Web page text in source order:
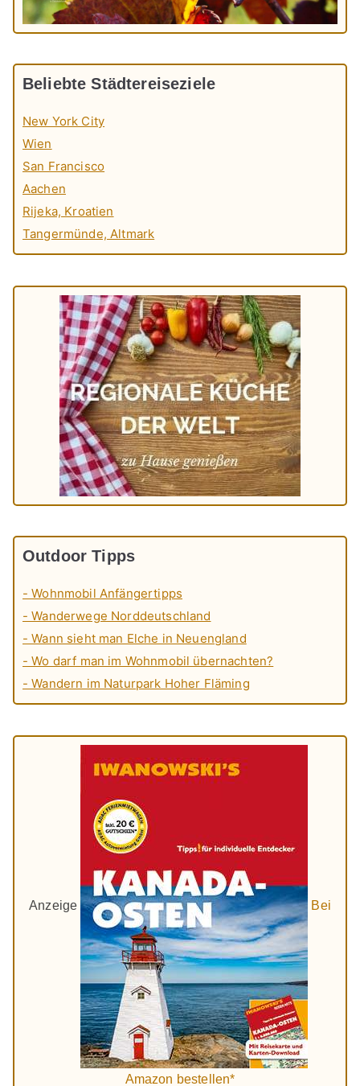
Beliebte Städtereiseziele
New York City
Wien
San Francisco
Aachen
Rijeka, Kroatien
Tangermünde, Altmark
Outdoor Tipps
- Wohnmobil Anfängertipps
- Wanderwege Norddeutschland
- Wann sieht man Elche in Neuengland
- Wo darf man im Wohnmobil übernachten?
- Wandern im Naturpark Hoher Fläming
Anzeige Bei
Amazon bestellen*